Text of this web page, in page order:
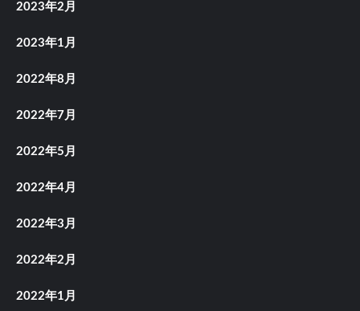
2023年2月
2023年1月
2022年8月
2022年7月
2022年5月
2022年4月
2022年3月
2022年2月
2022年1月